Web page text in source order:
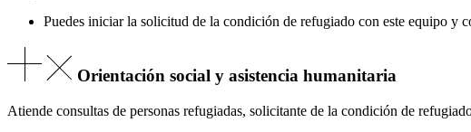
Puedes iniciar la solicitud de la condición de refugiado con este equipo y
Orientación social y asistencia humanitaria
Atiende consultas de personas refugiadas, solicitante de la condición de